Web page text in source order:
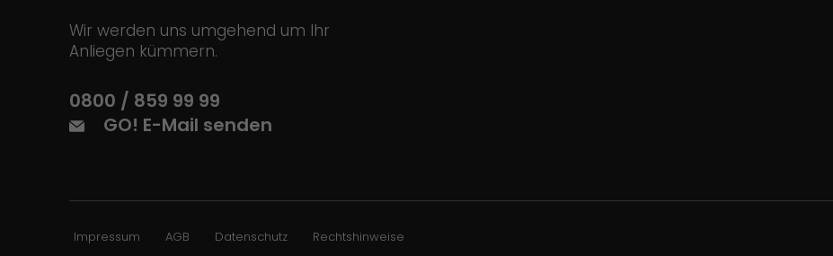
Wir werden uns umgehend um Ihr
Anliegen kümmern.
0800 / 859 99 99
GO! E-Mail senden
Impressum AGB Datenschutz Rechtshinweise